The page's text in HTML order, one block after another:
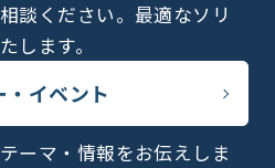
談ください。最適なソリ
します。
イベント
ーマ・情報をお伝えしま